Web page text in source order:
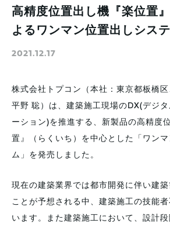
高精度位置出し機『楽位置
よるワンマン位置出しシス
2021.12.17
株式会社トプコン（本社：東京都板橋区
平野 聡）は、建築施工現場のDX(デジ
ーション)を推進する、新製品の高精度
置』（らくいち）を中心とした「ワン
ム」を発売しました。
現在の建築業界では都市開発に伴い建
ことが予想される中、建築施工の技能
います。また建築施工において、設計